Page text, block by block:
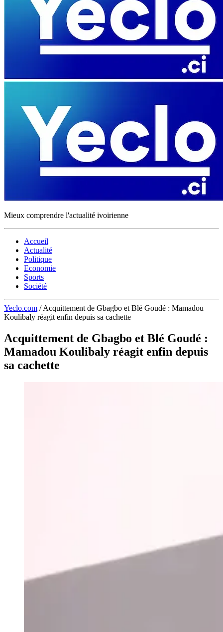
Mieux comprendre l'actualité ivoirienne
Accueil
Actualité
Politique
Economie
Sports
Société
Yeclo.com / Acquittement de Gbagbo et Blé Goudé : Mamadou
Koulibaly réagit enfin depuis sa cachette
Acquittement de Gbagbo et Blé Goudé :
Mamadou Koulibaly réagit enfin depuis
sa cachette